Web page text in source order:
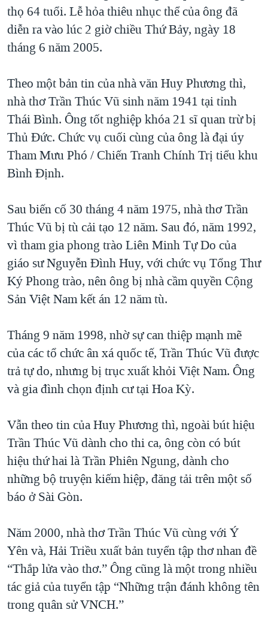
thọ 64 tuổi. Lễ hỏa thiêu nhục thể của ông đã
diễn ra vào lúc 2 giờ chiều Thứ Bảy, ngày 18
tháng 6 năm 2005.
Theo một bản tin của nhà văn Huy Phương thì,
nhà thơ Trần Thúc Vũ sinh năm 1941 tại tỉnh
Thái Bình. Ông tốt nghiệp khóa 21 sĩ quan trừ bị
Thủ Đức. Chức vụ cuối cùng của ông là đại úy
Tham Mưu Phó / Chiến Tranh Chính Trị tiểu khu
Bình Định.
Sau biến cố 30 tháng 4 năm 1975, nhà thơ Trần
Thúc Vũ bị tù cải tạo 12 năm. Sau đó, năm 1992,
vì tham gia phong trào Liên Minh Tự Do của
giáo sư Nguyễn Đình Huy, với chức vụ Tổng Thư
Ký Phong trào, nên ông bị nhà cầm quyền Cộng
Sản Việt Nam kết án 12 năm tù.
Tháng 9 năm 1998, nhờ sự can thiệp mạnh mẽ
của các tổ chức ân xá quốc tế, Trần Thúc Vũ được
trả tự do, nhưng bị trục xuất khỏi Việt Nam. Ông
và gia đình chọn định cư tại Hoa Kỳ.
Vẫn theo tin của Huy Phương thì, ngoài bút hiệu
Trần Thúc Vũ dành cho thi ca, ông còn có bút
hiệu thứ hai là Trần Phiên Ngung, dành cho
những bộ truyện kiếm hiệp, đăng tải trên một số
báo ở Sài Gòn.
Năm 2000, nhà thơ Trần Thúc Vũ cùng với Ý
Yên và, Hải Triều xuất bản tuyển tập thơ nhan đề
“Thắp lửa vào thơ.” Ông cũng là một trong nhiều
tác giả của tuyển tập “Những trận đánh không tên
trong quân sử VNCH.”